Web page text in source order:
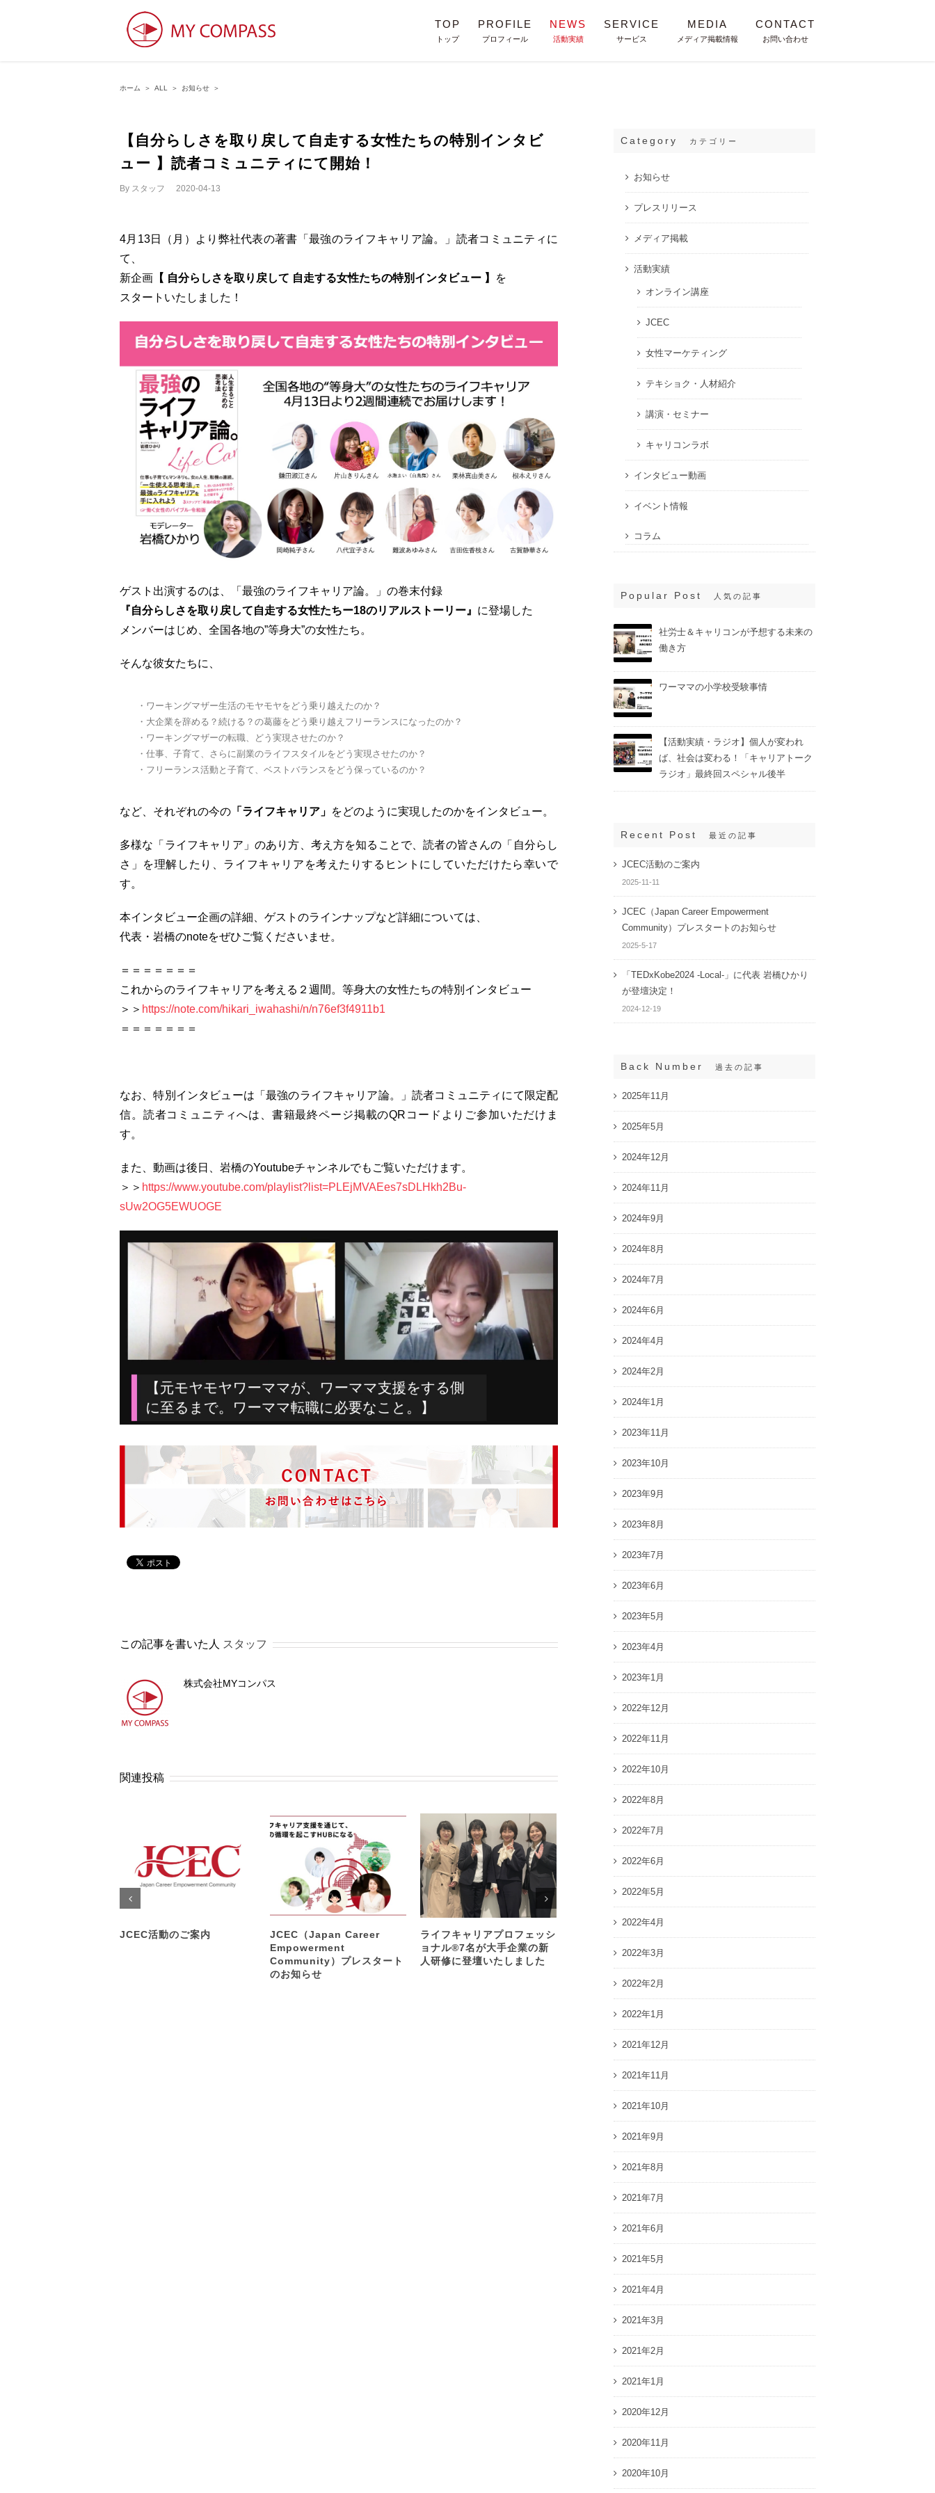
TOP
トップ
PROFILE
プロフィール
NEWS
活動実績
SERVICE
サービス
MEDIA
メディア掲載情報
CONTACT
お問い合わせ
ホーム ＞ ALL ＞ お知らせ ＞
【自分らしさを取り戻して自走する女性たちの特別インタビ
ュー 】読者コミュニティにて開始！
By スタッフ 2020-04-13
4月13日（月）より弊社代表の著書「最強のライフキャリア論。」読者コミュニティに
て、
新企画 【 自分らしさを取り戻して 自走する女性たちの特別インタビュー 】
を
スタートいたしました！
ゲスト出演するのは、「最強のライフキャリア論。」の巻末付録
『自分らしさを取り戻して自走する女性たちー18のリアルストーリー』 に登場した
メンバーはじめ、全国各地の”等身大”の女性たち。
そんな彼女たちに、
・ワーキングマザー生活のモヤモヤをどう乗り越えたのか？
・大企業を辞める？続ける？の葛藤をどう乗り越えフリーランスになったのか？
・ワーキングマザーの転職、どう実現させたのか？
・仕事、子育て、さらに副業のライフスタイルをどう実現させたのか？
・フリーランス活動と子育て、ベストバランスをどう保っているのか？
など、それぞれの今の 「ライフキャリア」 をどのように実現したのかをインタビュー。
多様な「ライフキャリア」のあり方、考え方を知ることで、読者の皆さんの「自分らし
さ」を理解したり、ライフキャリアを考えたりするヒントにしていただけたら幸いで
す。
本インタビュー企画の詳細、ゲストのラインナップなど詳細については、
代表・岩橋のnoteをぜひご覧くださいませ。
＝＝＝＝＝＝＝
これからのライフキャリアを考える２週間。等身大の女性たちの特別インタビュー
＞＞ https://note.com/hikari_iwahashi/n/n76ef3f4911b1
＝＝＝＝＝＝＝
なお、特別インタビューは「最強のライフキャリア論。」読者コミュニティにて限定配
信。読者コミュニティへは、書籍最終ページ掲載のQRコードよりご参加いただけま
す。
また、動画は後日、岩橋のYoutubeチャンネルでもご覧いただけます。
＞＞ https://www.youtube.com/playlist?list=PLEjMVAEes7sDLHkh2Bu-
sUw2OG5EWUOGE
この記事を書いた人 スタッフ
株式会社MYコンパス
関連投稿
JCEC活動のご案内
JCEC（Japan Career
Empowerment
Community）プレスタート
のお知らせ
ライフキャリアプロフェッシ
ョナル®︎7名が大手企業の新
人研修に登壇いたしました
代表 岩橋が実行委員として
参画する「KYOTO,JAPAN
IN DUBAI」（ドバイ政府公
EXPO、京都府共同主催）、
1月22日よりドバイにて開催
代表 岩橋が実行委員として
に関する記者会見を開催いた
Category カテゴリー
お知らせ
プレスリリース
メディア掲載
活動実績
オンライン講座
JCEC
女性マーケティング
テキショク・人材紹介
講演・セミナー
キャリコンラボ
インタビュー動画
イベント情報
コラム
Popular Post 人気の記事
社労士＆キャリコンが予想する未来の
働き方
ワーママの小学校受験事情
【活動実績・ラジオ】個人が変われ
ば、社会は変わる！「キャリアトーク
ラジオ」最終回スペシャル後半
Recent Post 最近の記事
JCEC活動のご案内
2025-11-11
JCEC（Japan Career Empowerment
Community）プレスタートのお知らせ
2025-5-17
「TEDxKobe2024 -Local-」に代表 岩橋ひかり
が登壇決定！
2024-12-19
Back Number 過去の記事
2025年11月
2025年5月
2024年12月
2024年11月
2024年9月
2024年8月
2024年7月
2024年6月
2024年4月
2024年2月
2024年1月
2023年11月
2023年10月
2023年9月
2023年8月
2023年7月
2023年6月
2023年5月
2023年4月
2023年1月
2022年12月
2022年11月
2022年10月
2022年8月
2022年7月
2022年6月
2022年5月
2022年4月
2022年3月
2022年2月
2022年1月
2021年12月
2021年11月
2021年10月
2021年9月
2021年8月
2021年7月
2021年6月
2021年5月
2021年4月
2021年3月
2021年2月
2021年1月
2020年12月
2020年11月
2020年10月